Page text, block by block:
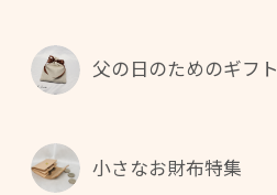
父の日のためのギフト
小さなお財布特集